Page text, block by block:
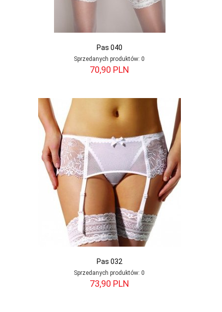
Pas 040
Sprzedanych produktów: 0
70,90 PLN
Pas 032
Sprzedanych produktów: 0
73,90 PLN